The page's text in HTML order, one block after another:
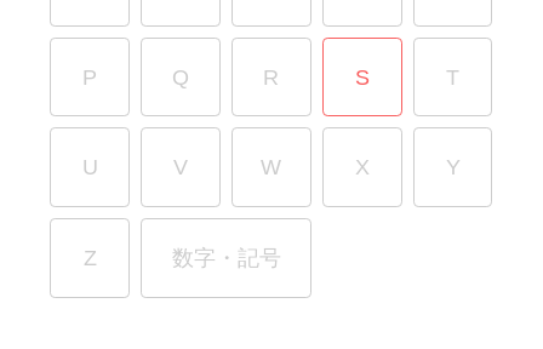
P Q R S T
U V W X Y
Z 数字・記号